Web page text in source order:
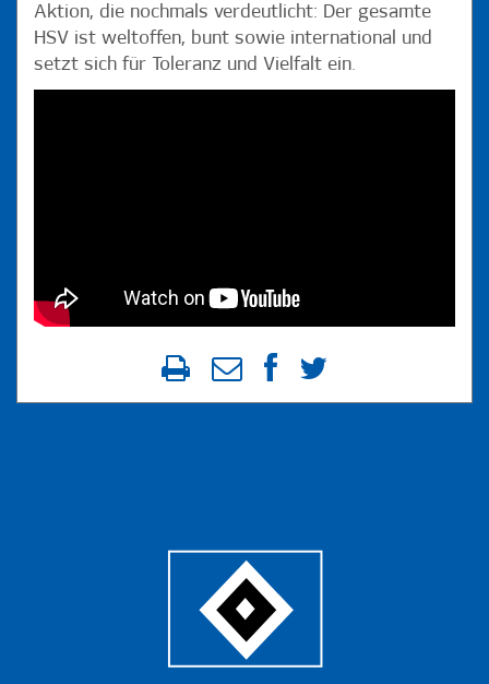
Aktion, die nochmals verdeutlicht: Der gesamte
HSV ist weltoffen, bunt sowie international und
setzt sich für Toleranz und Vielfalt ein.